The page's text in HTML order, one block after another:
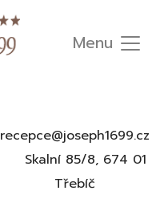
recepce@joseph1699.cz
Skalní 85/8, 674 01
Třebíč